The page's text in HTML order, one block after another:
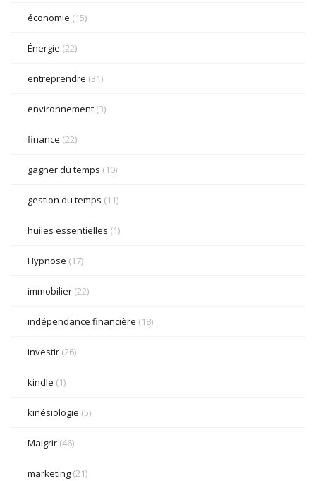
économie (15)
Énergie (22)
entreprendre (31)
environnement (3)
finance (22)
gagner du temps (10)
gestion du temps (11)
huiles essentielles (1)
Hypnose (17)
immobilier (22)
indépendance financière (18)
investir (26)
kindle (1)
kinésiologie (5)
Maigrir (46)
marketing (21)